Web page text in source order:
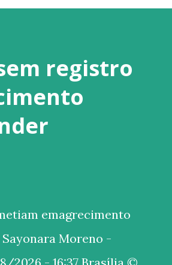
registro
emagrecimento
Moreno -